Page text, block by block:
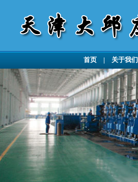
首页| 关于我们